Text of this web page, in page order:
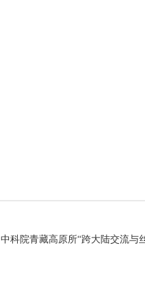
中科院青藏高原所“跨大陆交流与